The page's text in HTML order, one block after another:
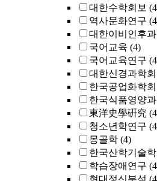
대한수학회보
역사문화연구
대한이비인후
국어교육 (4)
국어교육연구
대한신경과학회
한국공업화학
한국식품영양
東洋史學硏究
청소년학연구
몽골학 (4)
한국산학기술학
학습장애연구
현대정신분석